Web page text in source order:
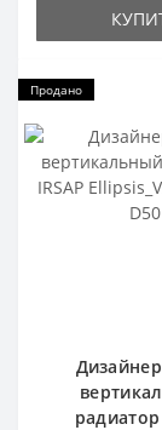
Продано
радиатор